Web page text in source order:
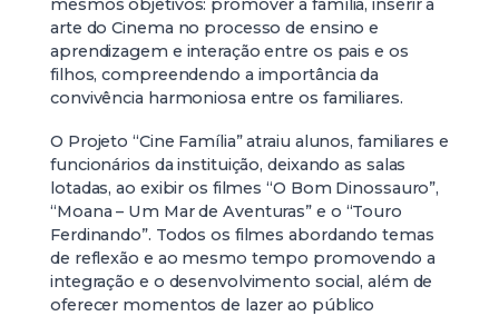
arte do Cinema no processo de ensino e
aprendizagem e interação entre os pais e os
filhos, compreendendo a importância da
convivência harmoniosa entre os familiares.
O Projeto “Cine Família” atraiu alunos, familiares e
funcionários da instituição, deixando as salas
lotadas, ao exibir os filmes “O Bom Dinossauro”,
“Moana – Um Mar de Aventuras” e o “Touro
Ferdinando”. Todos os filmes abordando temas
de reflexão e ao mesmo tempo promovendo a
integração e o desenvolvimento social, além de
oferecer momentos de lazer ao público